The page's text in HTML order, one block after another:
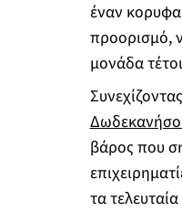
έναν
προορισμό,
μονάδα
βάρος που
τα